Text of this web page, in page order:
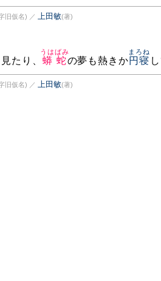
旧仮名) ／ 上田敏(著)
たり、 蟒蛇
うはばみ
の夢も熱きか円寝
まろね
旧仮名) ／ 上田敏(著)